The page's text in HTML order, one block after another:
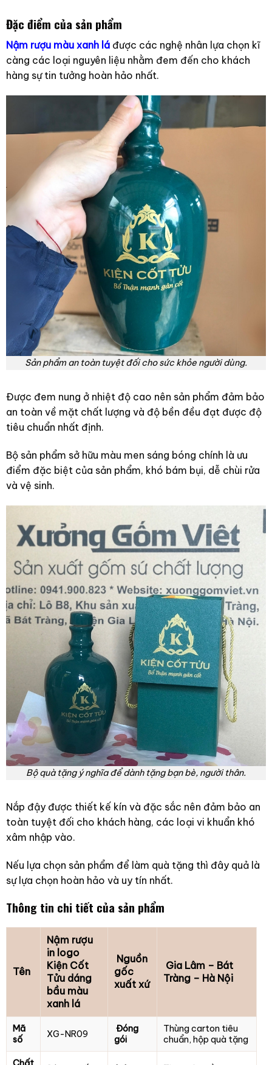
Đặc điểm của sản phẩm
Nậm rượu màu xanh lá được các nghệ nhân lựa chọn kĩ
càng các loại nguyên liệu nhằm đem đến cho khách
hàng sự tin tưởng hoàn hảo nhất.
Sản phẩm an toàn tuyệt đối cho sức khỏe người dùng.
Được đem nung ở nhiệt độ cao nên sản phẩm đảm bảo
an toàn về mặt chất lượng và độ bền đều đạt được độ
tiêu chuẩn nhất định.
Bộ sản phẩm sở hữu màu men sáng bóng chính là ưu
điểm đặc biệt của sản phẩm, khó bám bụi, dễ chùi rửa
và vệ sinh.
Bộ quà tặng ý nghĩa để dành tặng bạn bè, người thân.
Nắp đậy được thiết kế kín và đặc sắc nên đảm bảo an
toàn tuyệt đối cho khách hàng, các loại vi khuẩn khó
xâm nhập vào.
Nếu lựa chọn sản phẩm để làm quà tặng thì đây quả là
sự lựa chọn hoàn hảo và uy tín nhất.
Thông tin chi tiết của sản phẩm
Tên
Nậm rượu
in logo
Kiện Cốt
Tửu dáng
bầu màu
xanh lá
Nguồn
gốc
xuất xứ
Gia Lâm – Bát
Tràng – Hà Nội
Mã
số
XG-NR09
Đóng
gói
Thùng carton tiêu
chuẩn, hộp quà tặng